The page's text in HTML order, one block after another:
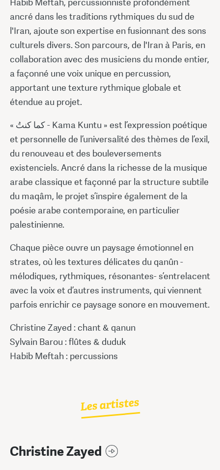
ancré dans les traditions rythmiques du sud de
l'Iran, ajoute son expertise en fusionnant des sons
culturels divers. Son parcours, de l'Iran à Paris, en
collaboration avec des musiciens du monde entier,
a façonné une voix unique en percussion,
apportant une texture rythmique globale et
étendue au projet.
« كما كنتُ - Kama Kuntu » est l’expression poétique
et personnelle de l’universalité des thèmes de l’exil,
du renouveau et des bouleversements
existenciels. Ancré dans la richesse de la musique
arabe classique et façonné par la structure subtile
du maqâm, le projet s’inspire également de la
poésie arabe contemporaine, en particulier
palestinienne.
Chaque pièce ouvre un paysage émotionnel en
strates, où les textures délicates du qanûn -
mélodiques, rythmiques, résonantes- s’entrelacent
avec la voix et d’autres instruments, qui viennent
parfois enrichir ce paysage sonore en mouvement.
Christine Zayed : chant & qanun
Sylvain Barou : flûtes & duduk
Habib Meftah : percussions
Les artistes
Christine Zayed